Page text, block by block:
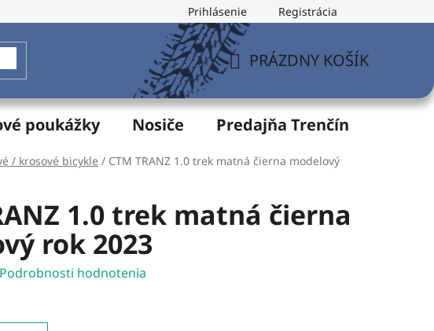
Formulár na odstúpenie od zmluvy
Prihlásenie Registrácia
KOŠÍK
PRÁZDNY KOŠÍK
poukážky Nosiče Predajňa Trenčín
/ krosové bicykle / CTM TRANZ 1.0 trek matná čierna modelový
1.0 trek matná čierna
rok 2023
Podrobnosti hodnotenia